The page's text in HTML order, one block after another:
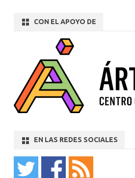
CON EL APOYO DE
EN LAS REDES SOCIALES